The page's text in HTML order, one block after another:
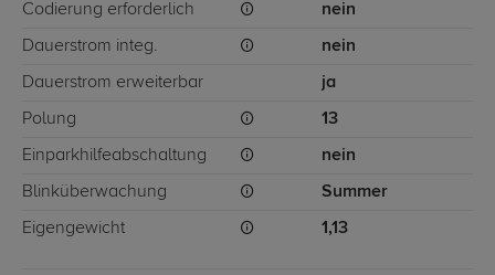
Codierung erforderlich nein
Dauerstrom integ. nein
Dauerstrom erweiterbar ja
Polung 13
Einparkhilfeabschaltung nein
Blinküberwachung Summer
Eigengewicht 1,13